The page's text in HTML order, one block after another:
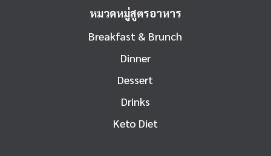
หมวดหมู่สูตรอาหาร
Breakfast & Brunch
Dinner
Dessert
Drinks
Keto Diet